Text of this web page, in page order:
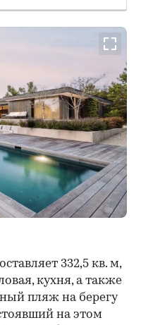
332,5 кв. м,
кухня, а также
пляж на берегу
на этом